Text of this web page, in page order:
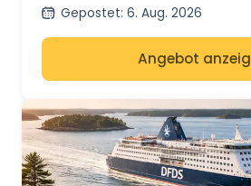
Gepostet: 6. Aug. 2026
Angebot